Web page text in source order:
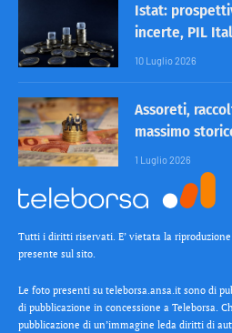
Istat:
incerte, PIL
10 Luglio 2026
Assoreti,
massimo
1 Luglio 2026
Tutti i diritti riservati. E’ vietata la
presente sul sito.
Le foto presenti su teleborsa.ansa.it sono di
di pubblicazione in concessione a Teleborsa.
pubblicazione di un’immagine leda diritti di